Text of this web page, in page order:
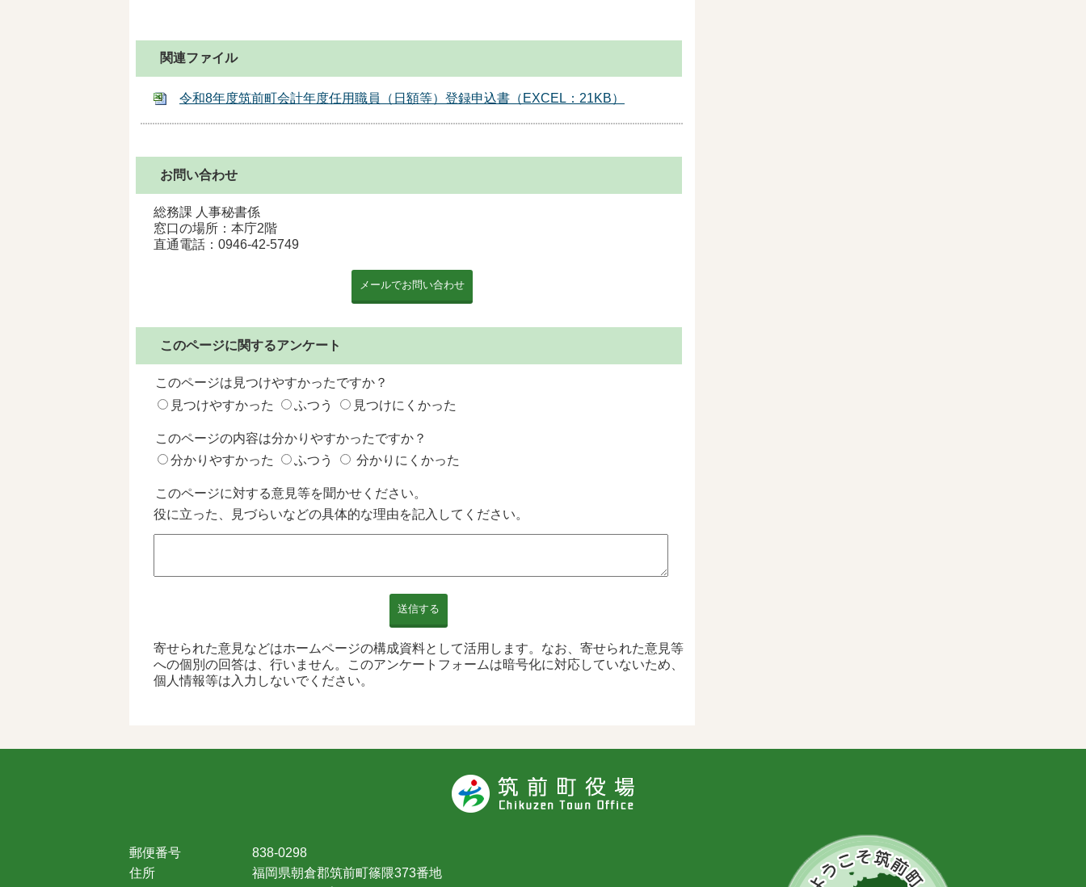
関連ファイル
令和8年度筑前町会計年度任用職員（日額等）登録申込書（EXCEL：21KB）
お問い合わせ
総務課 人事秘書係
窓口の場所：本庁2階
直通電話： 0946-42-5749
このページに関するアンケート
このページは見つけやすかったですか？
見つけやすかった
ふつう 見つけにくかった
このページの内容は分かりやすかったですか？
分かりやすかった
ふつう 分かりにくかった
このページに対する意見等を聞かせください。
役に立った、見づらいなどの具体的な理由を記入してください。
送信する
寄せられた意見などはホームページの構成資料として活用します。なお、寄せられた意見等
への個別の回答は、行いません。このアンケートフォームは暗号化に対応していないため、
個人情報等は入力しないでください。
郵便番号
838-0298
住所
福岡県朝倉郡筑前町篠隈373番地